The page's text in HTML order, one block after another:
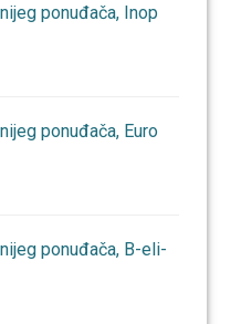
ponuđača, Inop
ponuđača, Euro
ponuđača, B-eli-